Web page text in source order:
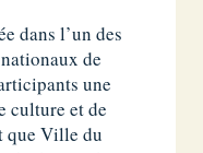
dans l’un des
de
une
culture et de
que Ville du